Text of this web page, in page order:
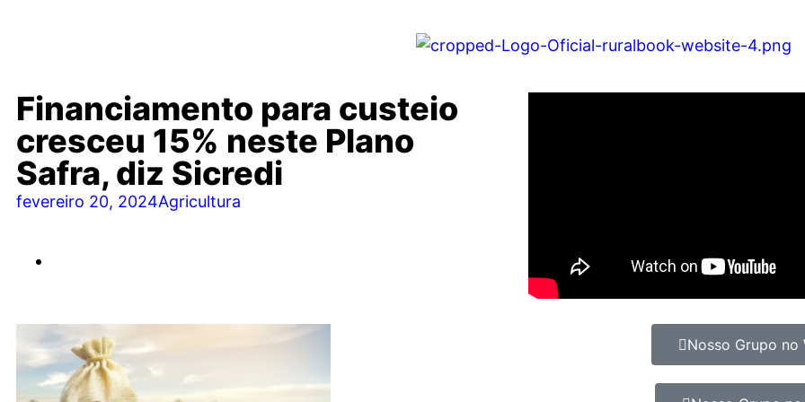
Financiamento para custeio
cresceu 15% neste Plano
Safra, diz Sicredi
fevereiro 20, 2024Agricultura
Nosso Grupo no